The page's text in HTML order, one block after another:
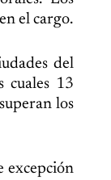
el cargo.
del
cuales 13
los
excepción